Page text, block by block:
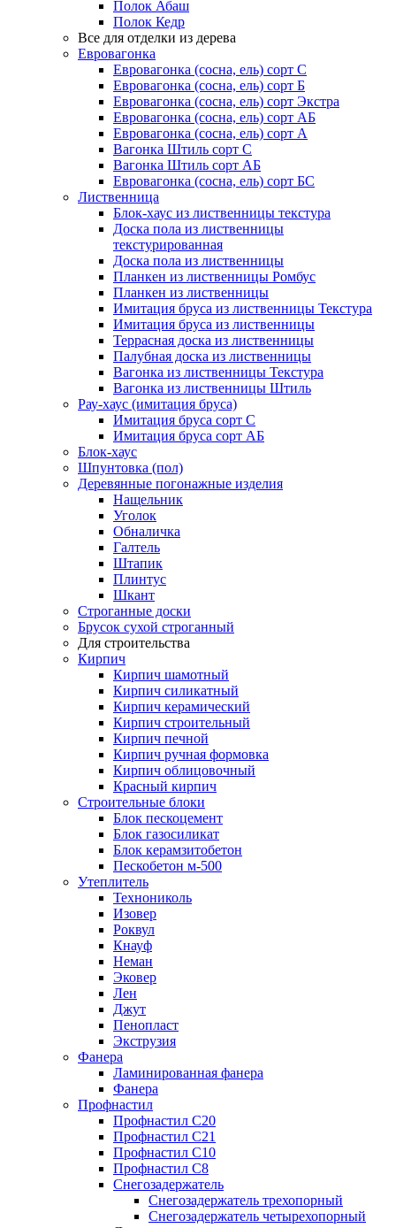
Полок Абаш
Полок Кедр
Все для отделки из дерева
Евровагонка
Евровагонка (сосна, ель) сорт С
Евровагонка (сосна, ель) сорт Б
Евровагонка (сосна, ель) сорт Экстра
Евровагонка (сосна, ель) сорт АБ
Евровагонка (сосна, ель) сорт А
Вагонка Штиль сорт С
Вагонка Штиль сорт АБ
Евровагонка (сосна, ель) сорт БС
Лиственница
Блок-хаус из лиственницы текстура
Доска пола из лиственницы
текстурированная
Доска пола из лиственницы
Планкен из лиственницы Ромбус
Планкен из лиственницы
Имитация бруса из лиственницы Текстура
Имитация бруса из лиственницы
Террасная доска из лиственницы
Палубная доска из лиственницы
Вагонка из лиственницы Текстура
Вагонка из лиственницы Штиль
Рау-хаус (имитация бруса)
Имитация бруса сорт С
Имитация бруса сорт АБ
Блок-хаус
Шпунтовка (пол)
Деревянные погонажные изделия
Нащельник
Уголок
Обналичка
Галтель
Штапик
Плинтус
Шкант
Строганные доски
Брусок сухой строганный
Для строительства
Кирпич
Кирпич шамотный
Кирпич силикатный
Кирпич керамический
Кирпич строительный
Кирпич печной
Кирпич ручная формовка
Кирпич облицовочный
Красный кирпич
Строительные блоки
Блок пескоцемент
Блок газосиликат
Блок керамзитобетон
Пескобетон м-500
Утеплитель
Технониколь
Изовер
Роквул
Кнауф
Неман
Эковер
Лен
Джут
Пенопласт
Экструзия
Фанера
Ламинированная фанера
Фанера
Профнастил
Профнастил С20
Профнастил С21
Профнастил С10
Профнастил С8
Снегозадержатель
Снегозадержатель трехопорный
Снегозадержатель четырехопорный